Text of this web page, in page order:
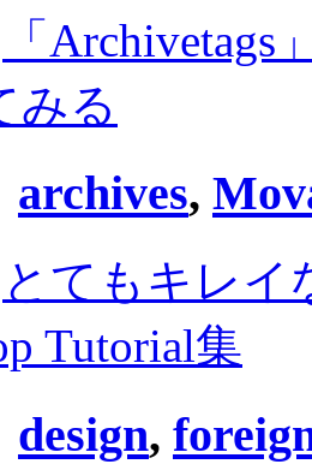
「
みる
archives,
とてもキレイ
Tutorial集
design,